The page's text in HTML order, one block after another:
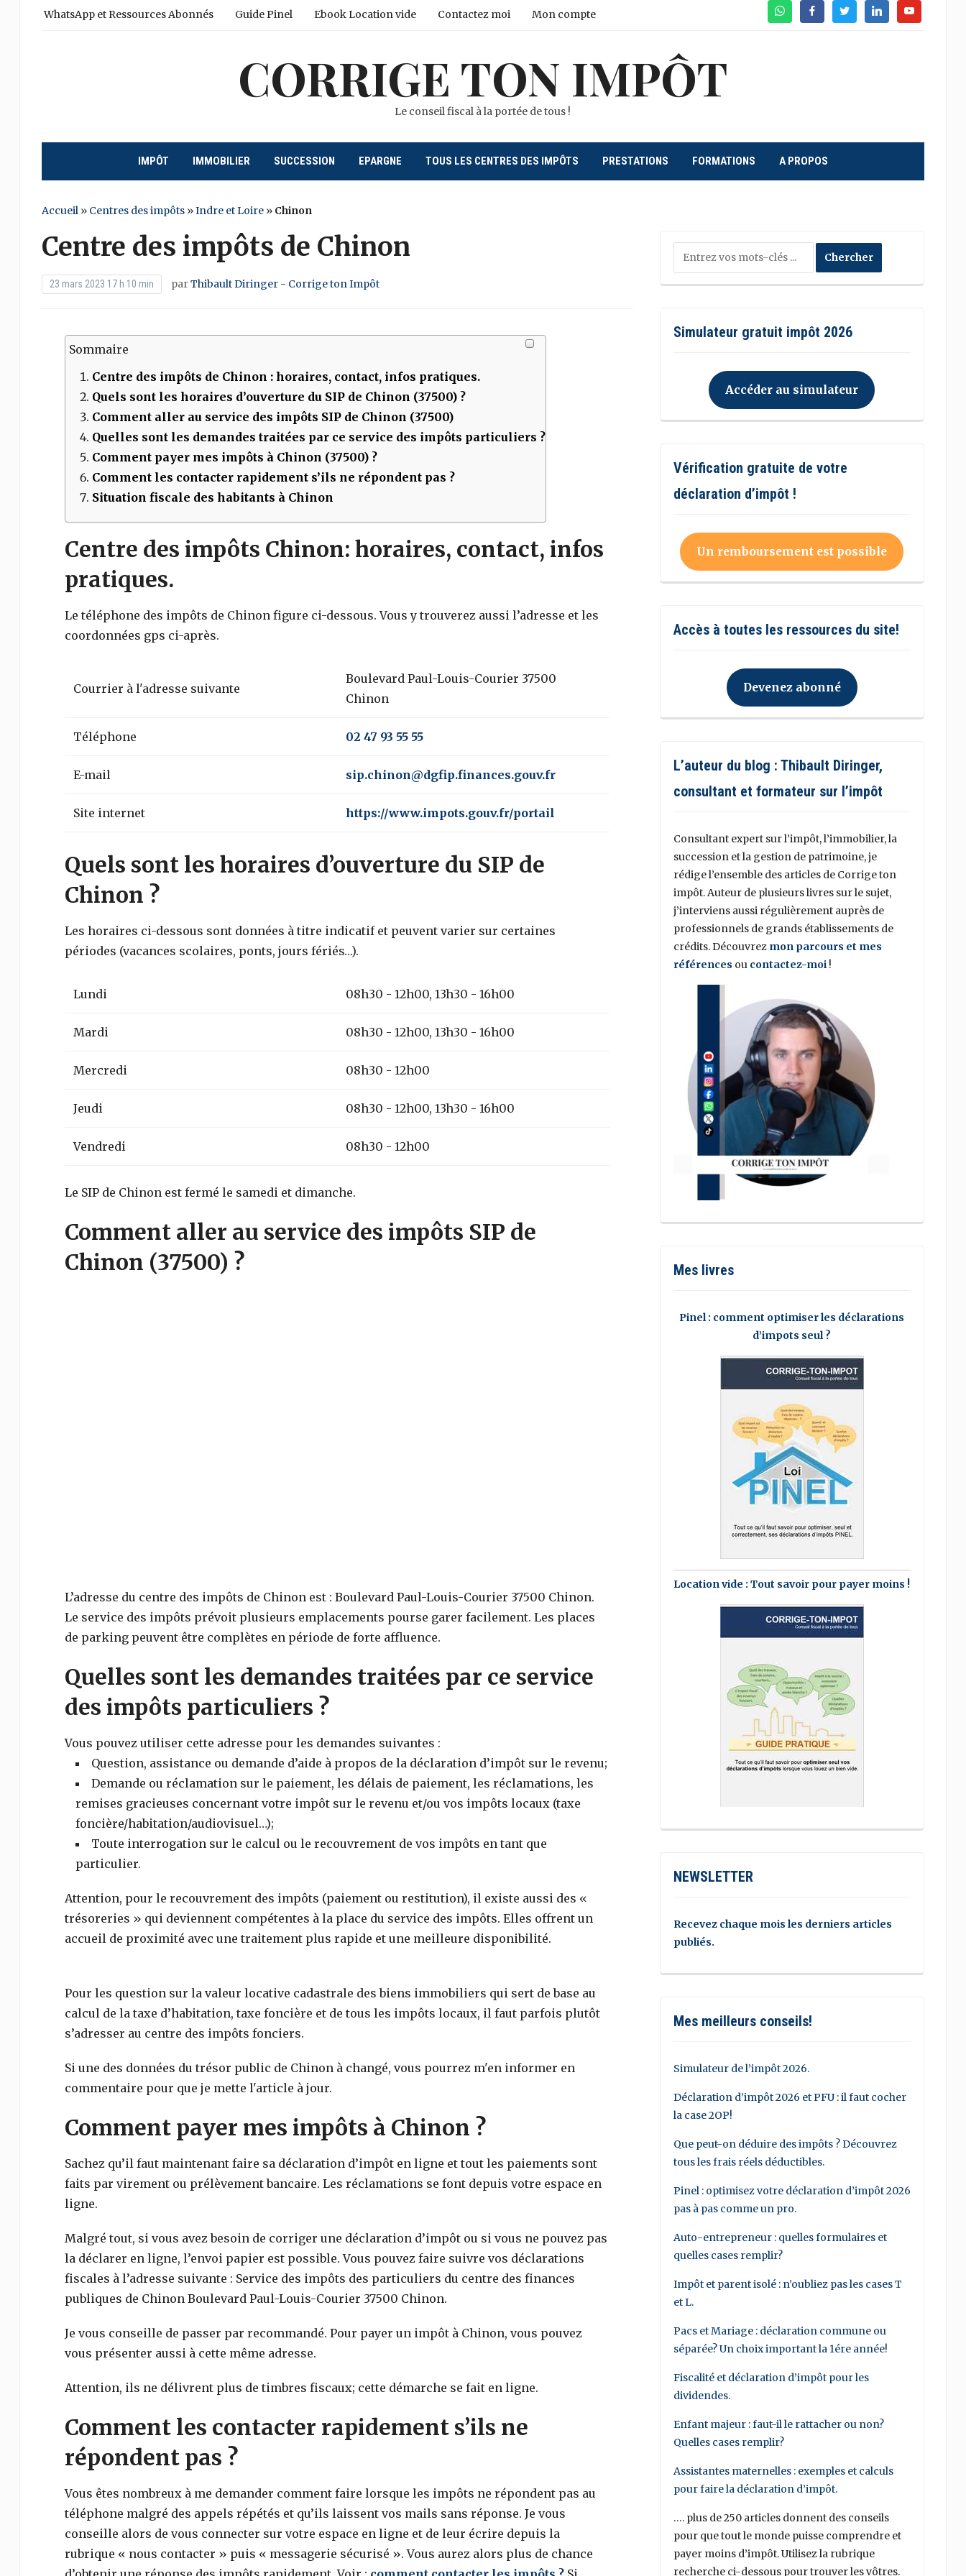
WhatsAppFacebookTwitterLinkedinYoutube
WhatsApp et Ressources Abonnés Guide Pinel Ebook Location vide Contactez moi Mon compte
CORRIGE TON IMPÔT
Le conseil fiscal à la portée de tous !
IMPÔT IMMOBILIER SUCCESSION EPARGNE TOUS LES CENTRES DES IMPÔTS PRESTATIONS FORMATIONS A PROPOS
Accueil» Centres des impôts»Indre et Loire» Chinon
Centre des impôts de Chinon
23 mars 2023 17 h 10 min parThibault Diringer - Corrige ton Impôt
Sommaire
Centre des impôts de Chinon : horaires, contact, infos pratiques.
Quels sont les horaires d’ouverture du SIP de Chinon (37500)?
Comment aller au service des impôts SIP de Chinon (37500)
Quelles sont les demandes traitées par ce service des impôts particuliers ?
Comment payer mes impôts à Chinon (37500)?
Comment les contacter rapidement s’ils ne répondent pas ?
Situation fiscale des habitants à Chinon
Centre des impôts Chinon: horaires, contact, infos
pratiques.
Le téléphone des impôts de Chinon figure ci-dessous. Vous y trouverez aussi l’adresse et les
coordonnées gps ci-après.
Courrier à l'adresse suivante
Boulevard Paul-Louis-Courier 37500
Chinon
Téléphone 02 47 93 55 55
E-mail sip.chinon@dgfip.finances.gouv.fr
Site internet https://www.impots.gouv.fr/portail
Quels sont les horaires d’ouverture du SIP de
Chinon ?
Les horaires ci-dessous sont données à titre indicatif et peuvent varier sur certaines
périodes (vacances scolaires, ponts, jours fériés…).
Lundi 08h30 - 12h00, 13h30 - 16h00
Mardi 08h30 - 12h00, 13h30 - 16h00
Mercredi 08h30 - 12h00
Jeudi 08h30 - 12h00, 13h30 - 16h00
Vendredi 08h30 - 12h00
Le SIP de Chinon est fermé le samedi et dimanche.
Comment aller au service des impôts SIP de
Chinon (37500) ?
L’adresse du centre des impôts de Chinon est : Boulevard Paul-Louis-Courier 37500 Chinon.
Le service des impôts prévoit plusieurs emplacements pourse garer facilement. Les places
de parking peuvent être complètes en période de forte affluence.
Quelles sont les demandes traitées par ce service
des impôts particuliers ?
Vous pouvez utiliser cette adresse pour les demandes suivantes :
Question, assistance ou demande d’aide à propos de la déclaration d’impôt sur le revenu;
Demande ou réclamation sur le paiement, les délais de paiement, les réclamations, les
remises gracieuses concernant votre impôt sur le revenu et/ou vos impôts locaux (taxe
foncière/habitation/audiovisuel…);
Toute interrogation sur le calcul ou le recouvrement de vos impôts en tant que
particulier.
Attention, pour le recouvrement des impôts (paiement ou restitution), il existe aussi des «
trésoreries » qui deviennent compétentes à la place du service des impôts. Elles offrent un
accueil de proximité avec une traitement plus rapide et une meilleure disponibilité.
Pour les question sur la valeur locative cadastrale des biens immobiliers qui sert de base au
calcul de la taxe d’habitation, taxe foncière et de tous les impôts locaux, il faut parfois plutôt
s’adresser au centre des impôts fonciers.
Si une des données du trésor public de Chinonà changé, vous pourrez m'en informer en
commentaire pour que je mette l'article à jour.
Comment payer mes impôts à Chinon ?
Sachez qu’il faut maintenant faire sa déclaration d’impôt en ligne et tout les paiements sont
faits par virement ou prélèvement bancaire. Les réclamations se font depuis votre espace en
ligne.
Malgré tout, si vous avez besoin de corriger une déclaration d’impôt ou si vous ne pouvez pas
la déclarer en ligne, l’envoi papier est possible. Vous pouvez faire suivre vos déclarations
fiscales à l’adresse suivante : Service des impôts des particuliers du centre des finances
publiques de Chinon Boulevard Paul-Louis-Courier 37500 Chinon.
Je vous conseille de passer par recommandé. Pour payer un impôt à Chinon, vous pouvez
vous présenter aussi à cette même adresse.
Attention, ils ne délivrent plus de timbres fiscaux; cette démarche se fait en ligne.
Comment les contacter rapidement s’ils ne
répondent pas ?
Vous êtes nombreux à me demander comment faire lorsque les impôts ne répondent pas au
téléphone malgré des appels répétés et qu’ils laissent vos mails sans réponse. Je vous
conseille alors de vous connecter sur votre espace en ligne et de leur écrire depuis la
rubrique « nous contacter » puis « messagerie sécurisé ». Vous aurez alors plus de chance
Simulateur gratuit impôt 2026
Accéder au simulateur
Vérification gratuite de votre
déclaration d’impôt !
Un remboursement est possible
Accès à toutes les ressources du site!
Devenez abonné
L’auteur du blog : Thibault Diringer,
consultant et formateur sur l’impôt
Consultant expert sur l’impôt, l’immobilier, la
succession et la gestion de patrimoine, je
rédige l’ensemble des articles de Corrige ton
impôt. Auteur de plusieurs livres sur le sujet,
j’interviens aussi régulièrement auprès de
professionnels de grands établissements de
crédits. Découvrez mon parcours et mes
références ou contactez-moi!
Mes livres
Pinel : comment optimiser les déclarations
d’impots seul ?
Location vide : Tout savoir pour payer moins !
NEWSLETTER
Recevez chaque mois les derniers articles
publiés.
Mes meilleurs conseils!
Simulateur de l’impôt 2026.
Déclaration d’impôt 2026 et PFU : il faut cocher
la case 2OP!
Que peut-on déduire des impôts ? Découvrez
tous les frais réels déductibles.
Pinel : optimisez votre déclaration d’impôt 2026
pas à pas comme un pro.
Auto-entrepreneur : quelles formulaires et
quelles cases remplir?
Impôt et parent isolé : n’oubliez pas les cases T
et L.
Pacs et Mariage : déclaration commune ou
séparée? Un choix important la 1ére année!
Fiscalité et déclaration d’impôt pour les
dividendes.
Enfant majeur : faut-il le rattacher ou non?
Quelles cases remplir?
Assistantes maternelles : exemples et calculs
pour faire la déclaration d’impôt.
…. plus de 250 articles donnent des conseils
pour que tout le monde puisse comprendre et
payer moins d’impôt. Utilisez la rubrique
recherche ci-dessous pour trouver les vôtres.